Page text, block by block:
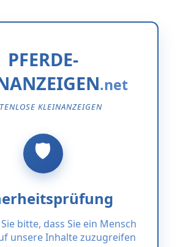
PFERDE-
KLEINANZEIGEN
bitte, dass Sie ein Mensch
unsere Inhalte zuzugreifen